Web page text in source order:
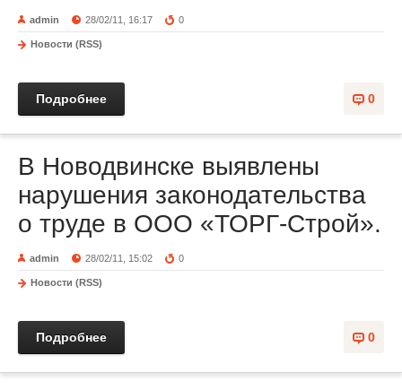
admin 28/02/11, 16:17 0
Новости (RSS)
0
Подробнее
В Новодвинске выявлены
нарушения законодательства
о труде в ООО «ТОРГ-Строй».
admin 28/02/11, 15:02 0
Новости (RSS)
0
Подробнее